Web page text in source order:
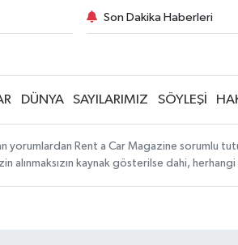
Son Dakika Haberleri
DÜNYA SAYILARIMIZ SÖYLEŞİ
yorumlardan Rent a Car Magazine sorumlu
alınmaksızın kaynak gösterilse dahi,